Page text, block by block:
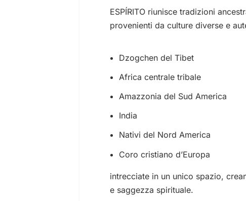
ESPÍRITO riunisce tradizioni
provenienti da culture diverse e
Dzogchen del Tibet
Africa centrale tribale
Amazzonia del Sud America
India
Nativi del Nord America
Coro cristiano d’Europa
intrecciate in un unico spazio,
e saggezza spirituale.